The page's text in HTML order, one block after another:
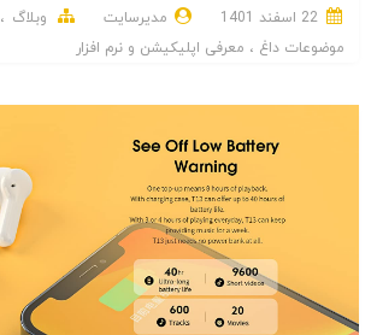
مدیرسایت وبلاگ
موضوعات داغ
معرفی اپلیکیشن و نرم افزار